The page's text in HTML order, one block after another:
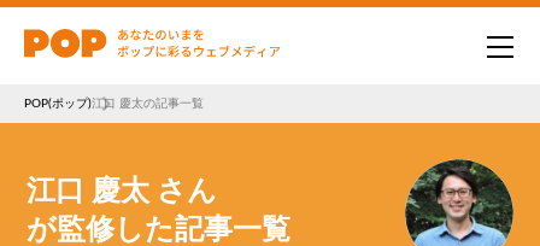
POP(ポップ)江口 慶太の記事一覧
江口 慶太 さん
が監修した記事一覧